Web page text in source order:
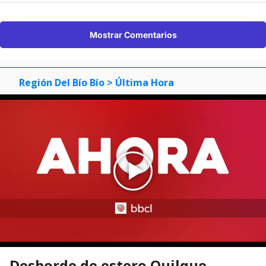
Mostrar Comentarios
Región Del Bío Bío > Última Hora